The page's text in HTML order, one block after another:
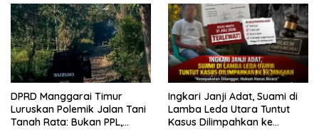
Pengabaian Sanksi Adat
DPRD Manggarai Timur
Luruskan Polemik Jalan Tani
Tanah Rata: Bukan PPL,
Ingkari Janji Adat, Suami di
Lamba Leda Utara Tuntut
Kasus Dilimpahkan ke